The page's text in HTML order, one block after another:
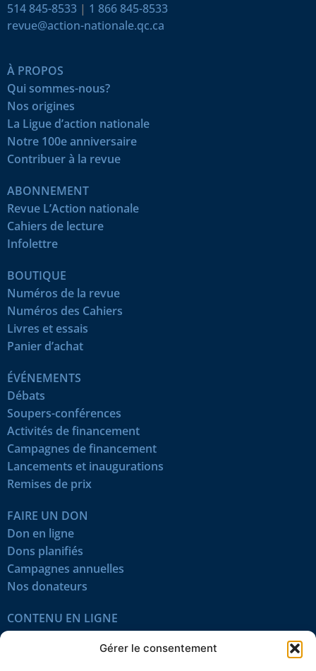
Gérer le consentement
514 845-8533 | 1 866 845-8533
revue@action-nationale.qc.ca
À PROPOS
Qui sommes-nous?
Nos origines
La Ligue d’action nationale
Notre 100e anniversaire
Contribuer à la revue
ABONNEMENT
Revue L’Action nationale
Cahiers de lecture
Infolettre
BOUTIQUE
Numéros de la revue
Numéros des Cahiers
Livres et essais
Panier d’achat
ÉVÉNEMENTS
Débats
Soupers-conférences
Activités de financement
Campagnes de financement
Lancements et inaugurations
Remises de prix
FAIRE UN DON
Don en ligne
Dons planifiés
Campagnes annuelles
Nos donateurs
CONTENU EN LIGNE
Tous les articles